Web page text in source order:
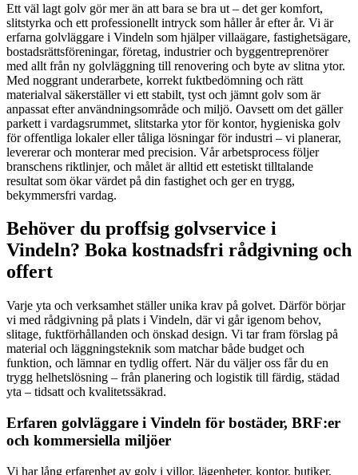
Ett väl lagt golv gör mer än att bara se bra ut – det ger komfort,
slitstyrka och ett professionellt intryck som håller år efter år. Vi är
erfarna golvläggare i Vindeln som hjälper villaägare, fastighetsägare,
bostadsrättsföreningar, företag, industrier och byggentreprenörer
med allt från ny golvläggning till renovering och byte av slitna ytor.
Med noggrant underarbete, korrekt fuktbedömning och rätt
materialval säkerställer vi ett stabilt, tyst och jämnt golv som är
anpassat efter användningsområde och miljö. Oavsett om det gäller
parkett i vardagsrummet, slitstarka ytor för kontor, hygieniska golv
för offentliga lokaler eller tåliga lösningar för industri – vi planerar,
levererar och monterar med precision. Vår arbetsprocess följer
branschens riktlinjer, och målet är alltid ett estetiskt tilltalande
resultat som ökar värdet på din fastighet och ger en trygg,
bekymmersfri vardag.
Behöver du proffsig golvservice i
Vindeln? Boka kostnadsfri rådgivning och
offert
Varje yta och verksamhet ställer unika krav på golvet. Därför börjar
vi med rådgivning på plats i Vindeln, där vi går igenom behov,
slitage, fuktförhållanden och önskad design. Vi tar fram förslag på
material och läggningsteknik som matchar både budget och
funktion, och lämnar en tydlig offert. När du väljer oss får du en
trygg helhetslösning – från planering och logistik till färdig, städad
yta – tidsatt och kvalitetssäkrad.
Erfaren golvläggare i Vindeln för bostäder, BRF:er
och kommersiella miljöer
Vi har lång erfarenhet av golv i villor, lägenheter, kontor, butiker,